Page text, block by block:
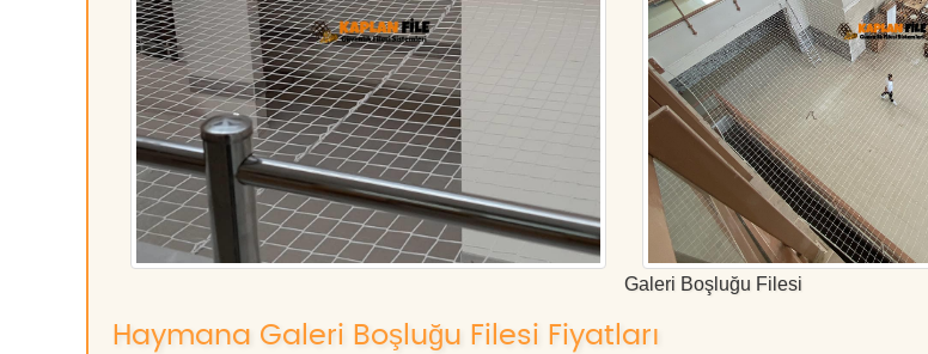
Galeri Boşluğu Filesi
Haymana Galeri Boşluğu Filesi Fiyatları